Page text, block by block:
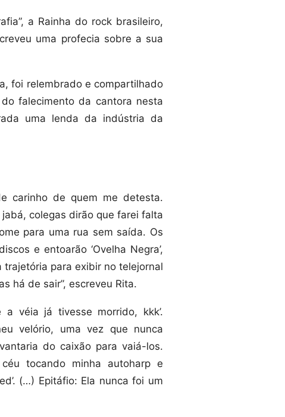
a Rainha do rock brasileiro,
uma profecia sobre a sua
foi relembrado e compartilhado
falecimento da cantora nesta
uma lenda da indústria da
carinho de quem me detesta.
colegas dirão que farei falta
para uma rua sem saída. Os
e entoarão ‘Ovelha Negra’,
para exibir no telejornal
há de sair”, escreveu Rita.
a véia já tivesse morrido, kkk’.
velório, uma vez que nunca
do caixão para vaiá-los.
tocando minha autoharp e
(…) Epitáfio: Ela nunca foi um